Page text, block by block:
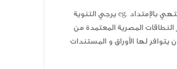
* بخصوص حجز النطاقات المصرية و التي تنتهي بالإمتداد .eg يرجي التنوية
المصرية المعتمدة من
لها الأوراق و المستندات